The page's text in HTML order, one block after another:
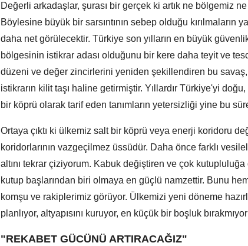
Değerli arkadaşlar, şurası bir gerçek ki artık ne bölgemiz
Böylesine büyük bir sarsıntının sebep olduğu kırılmaların
daha net görülecektir. Türkiye son yılların en büyük
bölgesinin istikrar adası olduğunu bir kere daha teyit ve
düzeni ve değer zincirlerini yeniden şekillendiren bu
istikrarın kilit taşı haline getirmiştir. Yıllardır Türkiye'yi
bir köprü olarak tarif eden tanımların yetersizliği yine bu
Ortaya çıktı ki ülkemiz salt bir köprü veya enerji koridoru
koridorlarının vazgeçilmez üssüdür. Daha önce farklı
altını tekrar çiziyorum. Kabuk değiştiren ve çok
kutup başlarından biri olmaya en güçlü namzettir. Bunu
komşu ve rakiplerimiz görüyor. Ülkemizi yeni döneme
planlıyor, altyapısını kuruyor, en küçük bir boşluk
"REKABET GÜCÜNÜ ARTIRACAĞIZ"